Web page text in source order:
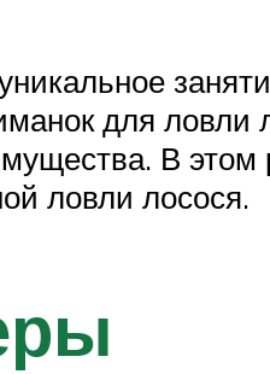
для ловли
В
ловли лосося.